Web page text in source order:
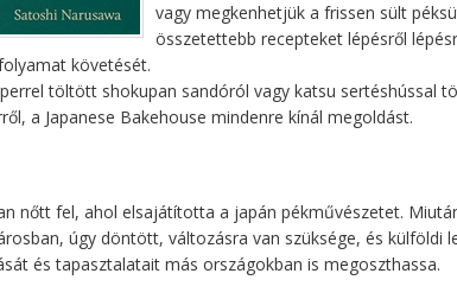
vagy megkenhetjük a frissen sült
összetettebb recepteket lépésről
követését.
töltött shokupan sandóról vagy katsu sertéshússal
a Japanese Bakehouse mindenre kínál megoldást.
nőtt fel, ahol elsajátította a japán pékművészetet.
úgy döntött, változásra van szüksége, és külföldi
és tapasztalatait más országokban is megoszthassa.